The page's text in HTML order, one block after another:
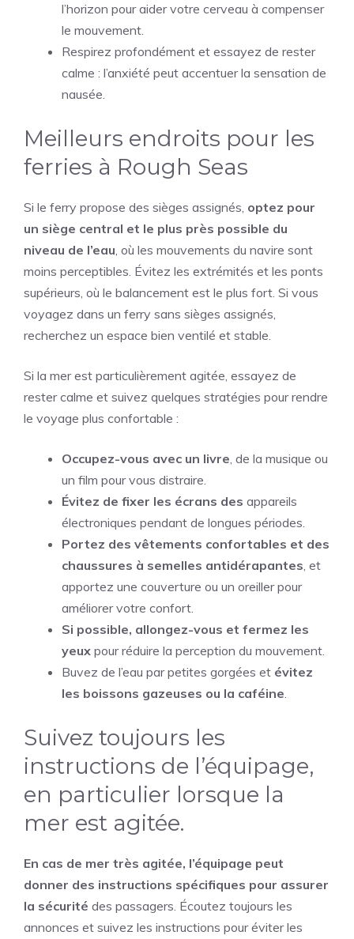
l’horizon pour aider votre cerveau à compenser
le mouvement.
Respirez profondément et essayez de rester
calme : l’anxiété peut accentuer la sensation de
nausée.
Meilleurs endroits pour les
ferries à Rough Seas
Si le ferry propose des sièges assignés, optez pour
un siège central et le plus près possible du
niveau de l’eau , où les mouvements du navire sont
moins perceptibles. Évitez les extrémités et les ponts
supérieurs, où le balancement est le plus fort. Si vous
voyagez dans un ferry sans sièges assignés,
recherchez un espace bien ventilé et stable.
Si la mer est particulièrement agitée, essayez de
rester calme et suivez quelques stratégies pour rendre
le voyage plus confortable :
Occupez-vous avec un livre , de la musique ou
un film pour vous distraire.
Évitez de fixer les écrans des appareils
électroniques pendant de longues périodes.
Portez des vêtements confortables et des
chaussures à semelles antidérapantes , et
apportez une couverture ou un oreiller pour
améliorer votre confort.
Si possible, allongez-vous et fermez les
yeux pour réduire la perception du mouvement.
Buvez de l’eau par petites gorgées et évitez
les boissons gazeuses ou la caféine
Suivez toujours les
instructions de l’équipage,
en particulier lorsque la
mer est agitée.
En cas de mer très agitée, l’équipage peut
donner des instructions spécifiques pour assurer
la sécurité des passagers. Écoutez toujours les
annonces et suivez les instructions pour éviter les